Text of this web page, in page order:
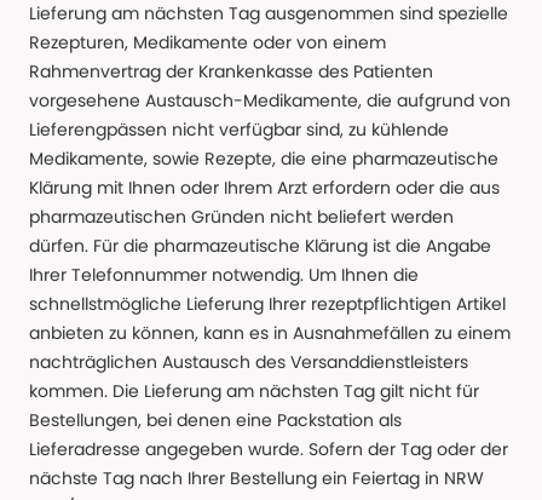
Lieferung am nächsten Tag ausgenommen sind spezielle
Rezepturen, Medikamente oder von einem
Rahmenvertrag der Krankenkasse des Patienten
vorgesehene Austausch-Medikamente, die aufgrund von
Lieferengpässen nicht verfügbar sind, zu kühlende
Medikamente, sowie Rezepte, die eine pharmazeutische
Klärung mit Ihnen oder Ihrem Arzt erfordern oder die aus
pharmazeutischen Gründen nicht beliefert werden
dürfen. Für die pharmazeutische Klärung ist die Angabe
Ihrer Telefonnummer notwendig. Um Ihnen die
schnellstmögliche Lieferung Ihrer rezeptpflichtigen Artikel
anbieten zu können, kann es in Ausnahmefällen zu einem
nachträglichen Austausch des Versanddienstleisters
kommen. Die Lieferung am nächsten Tag gilt nicht für
Bestellungen, bei denen eine Packstation als
Lieferadresse angegeben wurde. Sofern der Tag oder der
nächste Tag nach Ihrer Bestellung ein Feiertag in NRW